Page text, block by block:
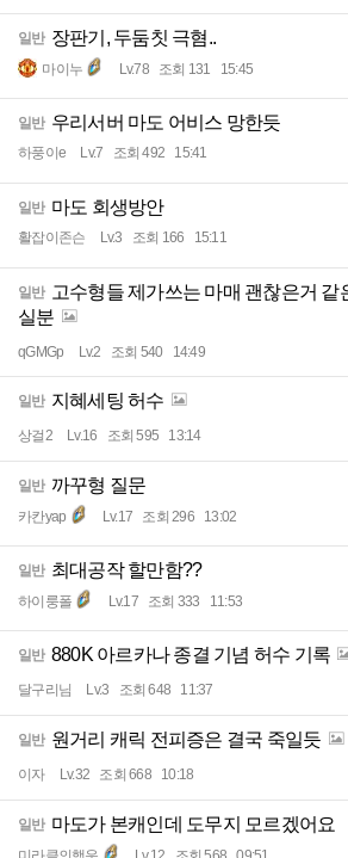
일반 장판기, 두둠칫 극혐..
마이누 Lv.78 조회 131 15:45
일반 우리서버 마도 어비스 망한듯
하풍이e Lv.7 조회 492 15:41
일반 마도 회생방안
활잡이존슨 Lv.3 조회 166 15:11
일반 고수형들 제가쓰는 마매 괜찮은거 같
실분
qGMGp Lv.2 조회 540 14:49
일반 지혜세팅 허수
상걸2 Lv.16 조회 595 13:14
일반 까꾸형 질문
카칸yap Lv.17 조회 296 13:02
일반 최대공작 할만함??
하이룽폴 Lv.17 조회 333 11:53
일반 880K 아르카나 종결 기념 허수 기록
달구리님 Lv.3 조회 648 11:37
일반 원거리 캐릭 전피증은 결국 죽일듯
이자 Lv.32 조회 668 10:18
일반 마도가 본캐인데 도무지 모르겠어요